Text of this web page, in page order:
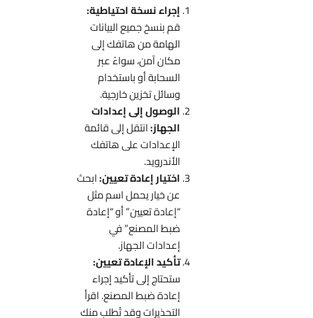
إجراء نسخة احتياطية:
قم بنسخ جميع البيانات
الهامة من هاتفك إلى
مكان آمن، سواءً عبر
السحابة أو باستخدام
وسائل تخزين خارجية.
الوصول إلى إعدادات
الجهاز:انتقل إلى قائمة
الإعدادات على هاتفك
الأندرويد.
اختيار إعادة تعيين:ابحث
عن خيار يحمل اسم مثل
“إعادة تعيين” أو “إعادة
ضبط المصنع” في
إعدادات الجهاز.
تأكيد الإعادة تعيين:
ستحتاج إلى تأكيد إجراء
إعادة ضبط المصنع. اقرأ
التحذيرات وقد تُطلب منك